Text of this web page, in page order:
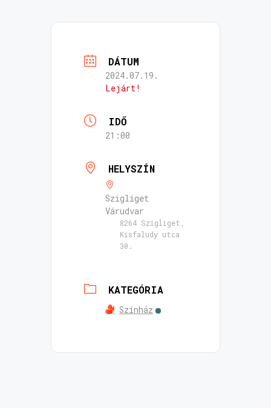
DÁTUM
2024.07.19.
Lejárt!
IDŐ
21:00
HELYSZÍN
Szigliget
Várudvar
8264 Szigliget,
Kisfaludy utca
30.
KATEGÓRIA
Színház